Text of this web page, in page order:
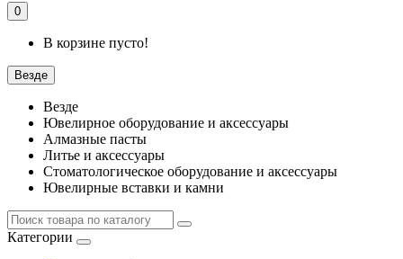
0
В корзине пусто!
Везде
Везде
Ювелирное оборудование и аксессуары
Алмазные пасты
Литье и аксессуары
Стоматологическое оборудование и аксессуары
Ювелирные вставки и камни
Категории